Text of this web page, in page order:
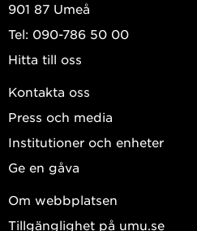
901 87 Umeå
Tel: 090-786 50 00
Hitta till oss
Kontakta oss
Press och media
Institutioner och enheter
Ge en gåva
Om webbplatsen
Tillgänglighet på umu.se